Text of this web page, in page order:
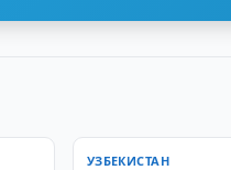
УЗБЕКИСТАН